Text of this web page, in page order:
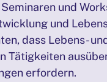
und
und
dass Lebens-
Tätigkeiten
erfordern.